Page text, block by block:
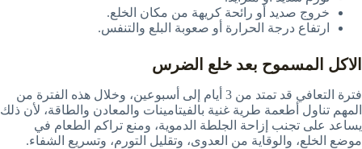
خروج صديد أو رائحة كريهة من مكان الخلع.
ارتفاع درجة الحرارة أو صعوبة البلع والتنفس.
الاكل المسموح بعد خلع الضرس
فترة التعافي قد تمتد من 3 أيام إلى أسبوعين، وخلال هذه الفترة من
المهم تناول أطعمة طرية غنية بالفيتامينات والمعادن والطاقة، لأن ذلك
يساعد على تجنب إزاحة الجلطة الدموية، ومنع تراكم الطعام في
موضع الخلع، والوقاية من العدوى، وتقليل التورم، وتسريع الشفاء.